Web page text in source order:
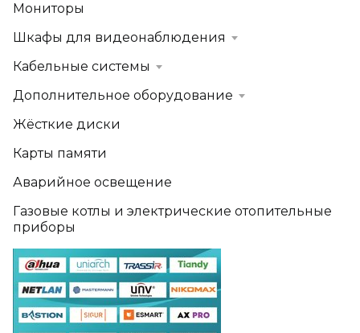
Мониторы
Шкафы для видеонаблюдения
Кабельные системы
Дополнительное оборудование
Жёсткие диски
Карты памяти
Аварийное освещение
Газовые котлы и электрические отопительные
приборы